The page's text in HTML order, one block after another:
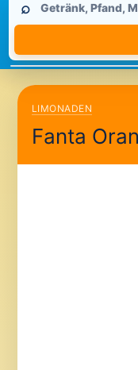
durchsuchen
⌕
LIMONADEN
Fanta